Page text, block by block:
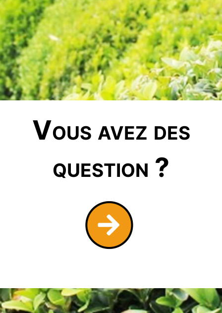
Vous avez des
question ?